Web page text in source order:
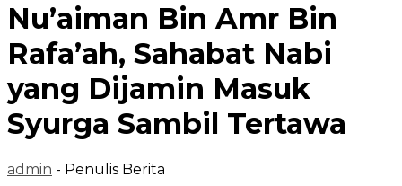
Nu’aiman Bin Amr Bin
Rafa’ah, Sahabat Nabi
yang Dijamin Masuk
Syurga Sambil Tertawa
admin - Penulis Berita